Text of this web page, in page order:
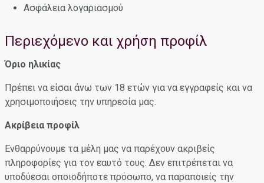
Ασφάλεια λογαριασμού
Περιεχόμενο και χρήση προφίλ
Όριο ηλικίας
Πρέπει να είσαι άνω των 18 ετών για να εγγραφείς και να
χρησιμοποιήσεις την υπηρεσία μας.
Ακρίβεια προφίλ
Ενθαρρύνουμε τα μέλη μας να παρέχουν ακριβείς
πληροφορίες για τον εαυτό τους. Δεν επιτρέπεται να
υποδύεσαι οποιοδήποτε πρόσωπο, να παραποιείς την